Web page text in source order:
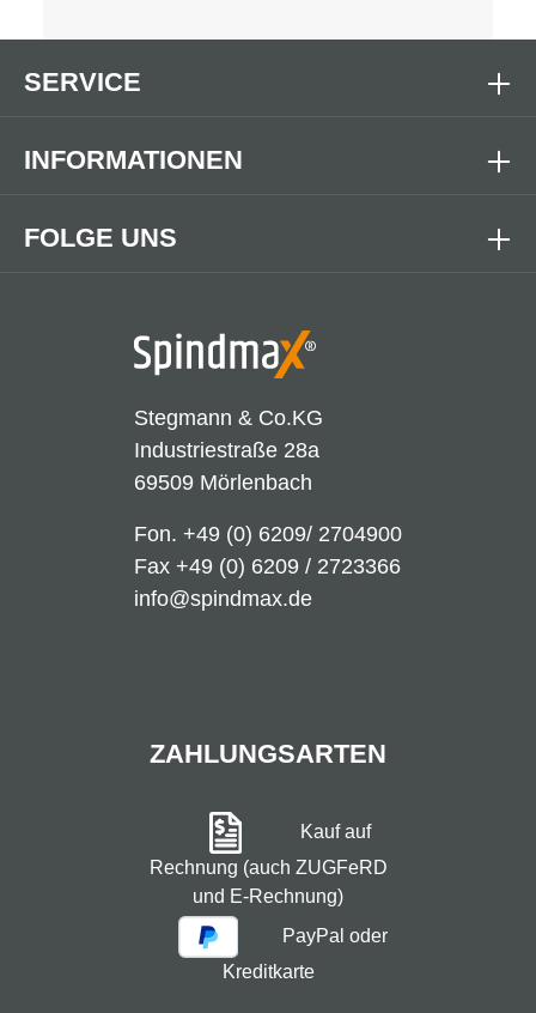
Stegmann & Co.KG
Industriestraße 28a
69509 Mörlenbach
Fon. +49 (0) 6209/ 2704900
Fax +49 (0) 6209 / 2723366
info@spindmax.de
FOLGE UNS
SERVICE
INFORMATIONEN
ZAHLUNGSARTEN
Kauf auf
Rechnung (auch ZUGFeRD
und E-Rechnung)
PayPal oder
Kreditkarte